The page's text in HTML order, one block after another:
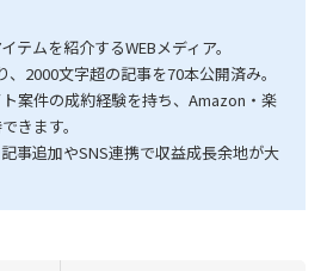
テムを紹介するWEBメディア。
2000文字超の記事を70本公開済み。
案件の成約経験を持ち、Amazon・楽
きます。
事追加やSNS連携で収益成長余地が大